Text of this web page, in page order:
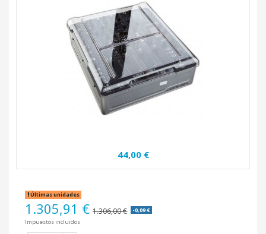
44,00 €
Últimas unidades
1.305,91 € 1.306,00 €
-0,09 €
Impuestos incluidos